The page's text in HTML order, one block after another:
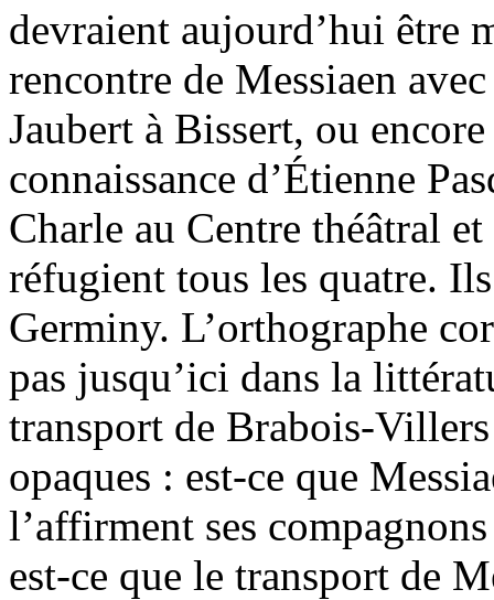
devraient aujourd’hui être
rencontre de Messiaen
Jaubert à Bissert, ou
connaissance d’Étienne
Charle au Centre théâtral
réfugient tous les quatre.
Germiny. L’orthographe
pas jusqu’ici dans la
transport de Brabois-
opaques : est-ce que
l’affirment ses
est-ce que le transport de